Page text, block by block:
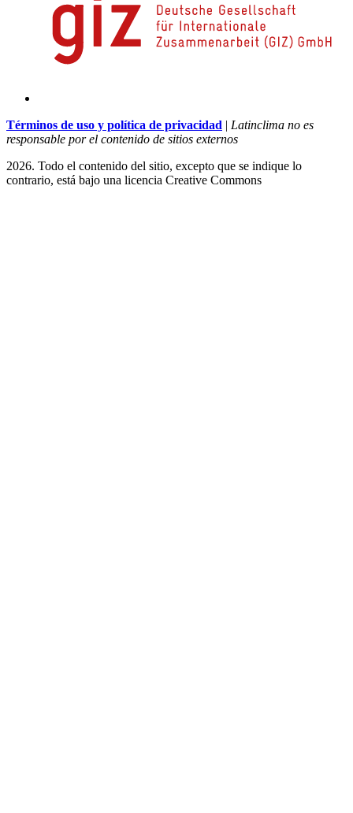
Términos de uso y política de privacidad | Latinclima no es
responsable por el contenido de sitios externos
2026. Todo el contenido del sitio, excepto que se indique lo
contrario, está bajo una licencia Creative Commons